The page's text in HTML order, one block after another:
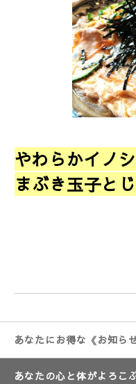
やわらかイノ
まぶき玉子とじ
あなたにお得な《お知ら
あなたの心と体